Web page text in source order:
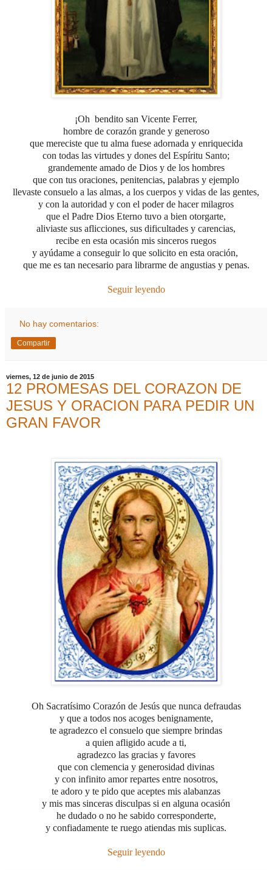
¡Oh bendito san Vicente Ferrer,
hombre de corazón grande y generoso
que mereciste que tu alma fuese adornada y enriquecida
con todas las virtudes y dones del Espíritu Santo;
grandemente amado de Dios y de los hombres
que con tus oraciones, penitencias, palabras y ejemplo
llevaste consuelo a las almas, a los cuerpos y vidas de las gentes,
y con la autoridad y con el poder de hacer milagros
que el Padre Dios Eterno tuvo a bien otorgarte,
aliviaste sus aflicciones, sus dificultades y carencias,
recibe en esta ocasión mis sinceros ruegos
y ayúdame a conseguir lo que solicito en esta oración,
que me es tan necesario para librarme de angustias y penas.
Seguir leyendo
No hay comentarios:
Compartir
viernes, 12 de junio de 2015
12 PROMESAS DEL CORAZON DE
JESUS Y ORACION PARA PEDIR UN
GRAN FAVOR
Oh Sacratísimo Corazón de Jesús que nunca defraudas
y que a todos nos acoges benignamente,
te agradezco el consuelo que siempre brindas
a quien afligido acude a ti,
agradezco las gracias y favores
que con clemencia y generosidad divinas
y con infinito amor repartes entre nosotros,
te adoro y te pido que aceptes mis alabanzas
y mis mas sinceras disculpas si en alguna ocasión
he dudado o no he sabido corresponderte,
y confiadamente te ruego atiendas mis suplicas.
Seguir leyendo